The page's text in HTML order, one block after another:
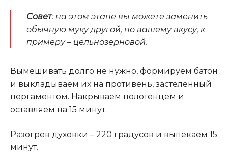
Совет: на этом этапе вы можете заменить
обычную муку другой, по вашему вкусу, к
примеру – цельнозерновой.
Вымешивать долго не нужно, формируем батон
и выкладываем их на противень, застеленный
пергаментом. Накрываем полотенцем и
оставляем на 15 минут.
Разогрев духовки – 220 градусов и выпекаем 15
минут.